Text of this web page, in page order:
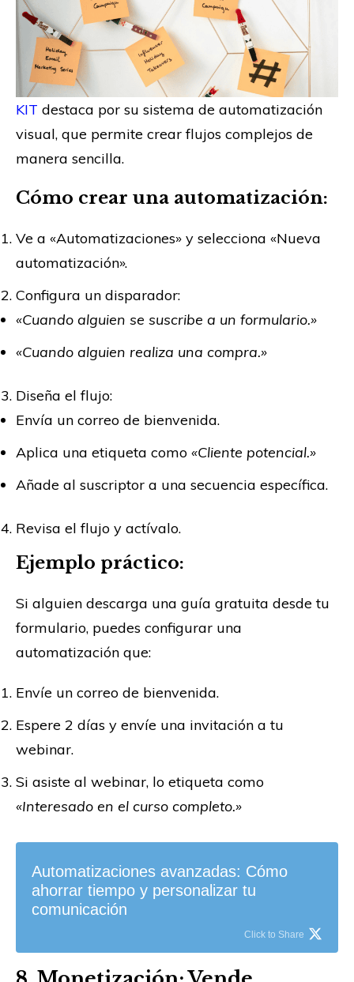
KIT destaca por su sistema de automatización
visual, que permite crear flujos complejos de
manera sencilla.
Cómo crear una automatización:
Ve a «Automatizaciones» y selecciona «Nueva
automatización».
Configura un disparador:
«Cuando alguien se suscribe a un formulario.»
«Cuando alguien realiza una compra.»
Diseña el flujo:
Envía un correo de bienvenida.
Aplica una etiqueta como «Cliente potencial.»
Añade al suscriptor a una secuencia específica.
Revisa el flujo y actívalo.
Ejemplo práctico:
Si alguien descarga una guía gratuita desde tu
formulario, puedes configurar una
automatización que:
Envíe un correo de bienvenida.
Espere 2 días y envíe una invitación a tu
webinar.
Si asiste al webinar, lo etiqueta como
«Interesado en el curso completo.»
Automatizaciones avanzadas: Cómo
ahorrar tiempo y personalizar tu
comunicación
Click to Share